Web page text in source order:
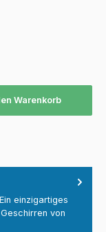
nicht verfügbar.)
Warenkorb
einzigartiges
von